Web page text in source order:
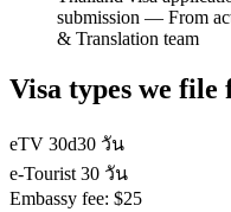
submission — From
& Translation team
Visa types we file
eTV 30d30 วัน
e-Tourist 30 วัน
Embassy fee: $25